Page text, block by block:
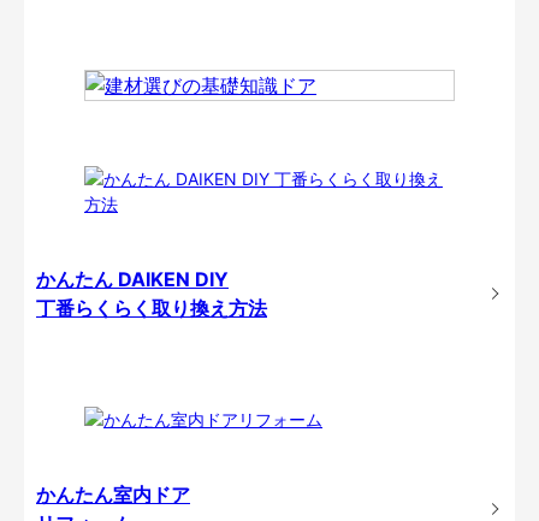
かんたん DAIKEN DIY
丁番らくらく取り換え方法
かんたん室内ドア